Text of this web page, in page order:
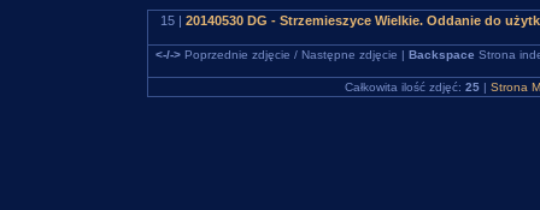
15 | 20140530 DG - Strzemieszyce Wielkie. Oddanie do
<-/->Poprzednie zdjęcie / Następne zdjęcie | Backspace Strona
Całkowita ilość zdjęć: 25 | Strona